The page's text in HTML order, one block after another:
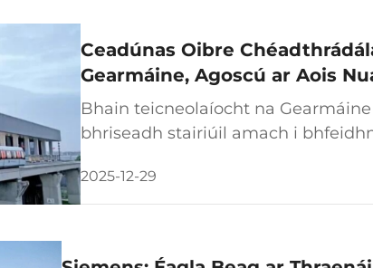
Ceadúnas Oibre
Gearmáine, Agoscú ar Aois
Bhain teicneolaíocht na
bhriseadh stairiúil amach i
cead líne máglaite um d'úsáid
2025-12-29